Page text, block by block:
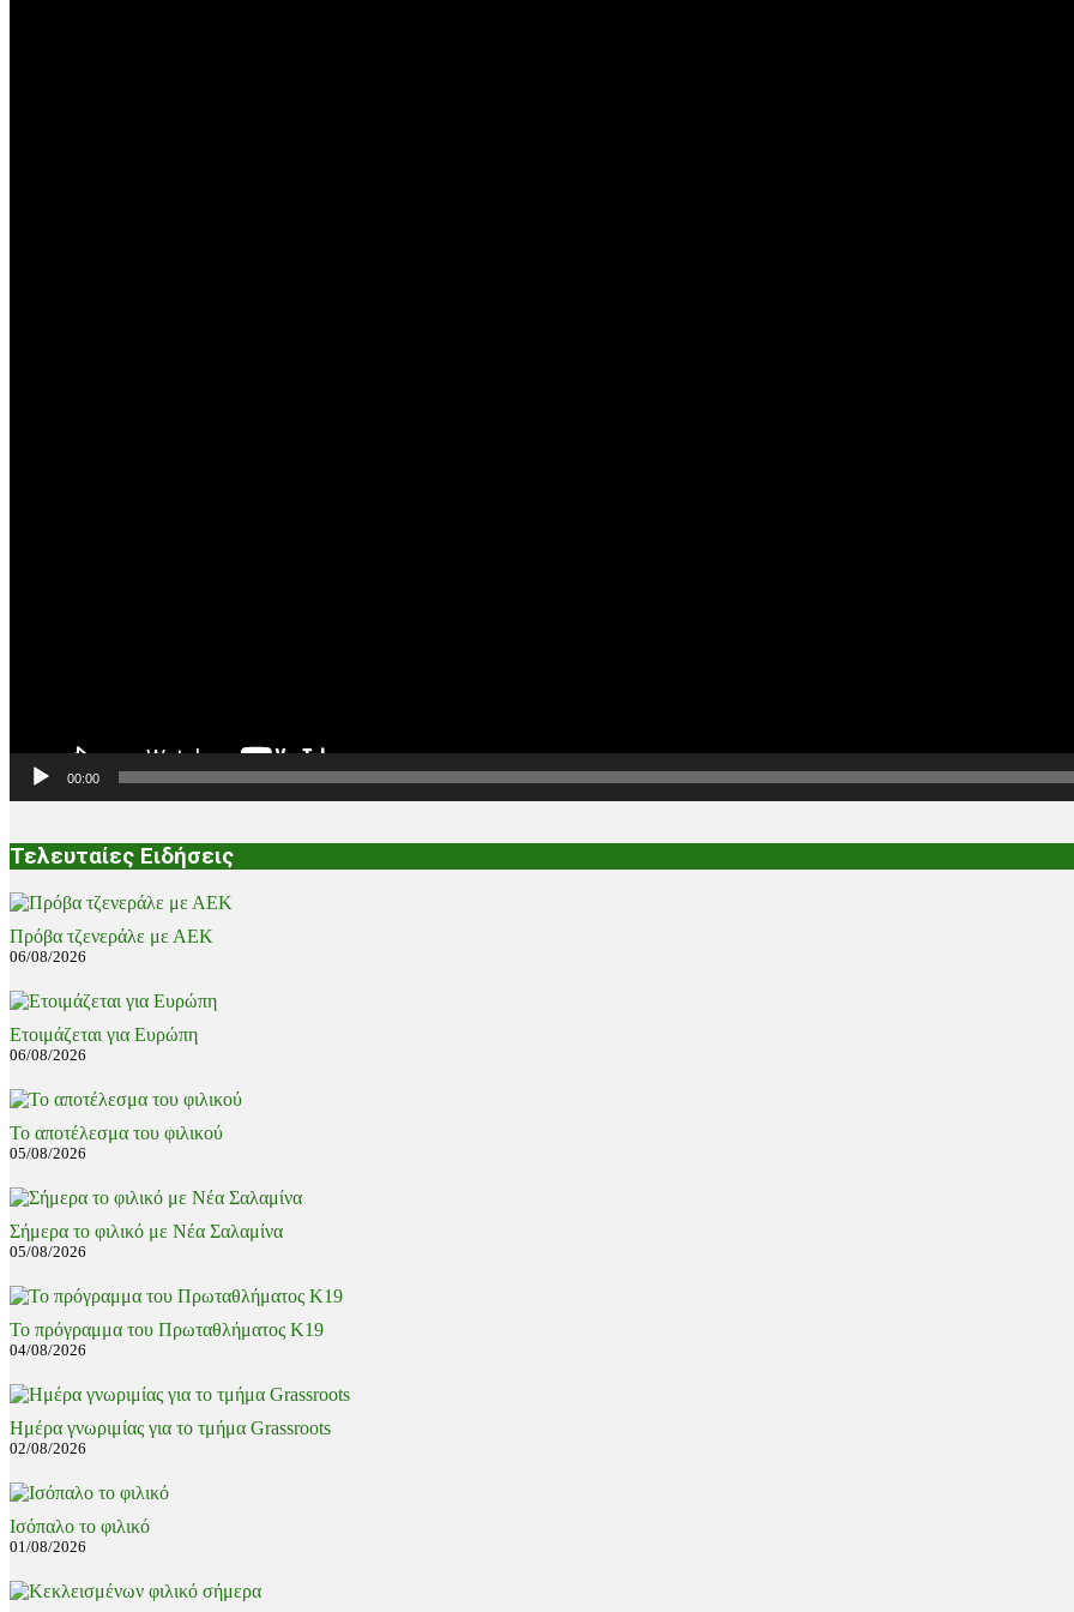
00:00
Τελευταίες Ειδήσεις
Πρόβα τζενεράλε με ΑΕΚ
06/08/2026
Ετοιμάζεται για Ευρώπη
06/08/2026
Το αποτέλεσμα του φιλικού
05/08/2026
Σήμερα το φιλικό με Νέα Σαλαμίνα
05/08/2026
Το πρόγραμμα του Πρωταθλήματος Κ19
04/08/2026
Ημέρα γνωριμίας για το τμήμα Grassroots
02/08/2026
Ισόπαλο το φιλικό
01/08/2026